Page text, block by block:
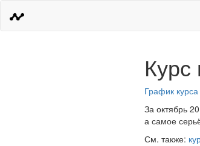
Курс
График курса
За октябрь
а самое
См. также: